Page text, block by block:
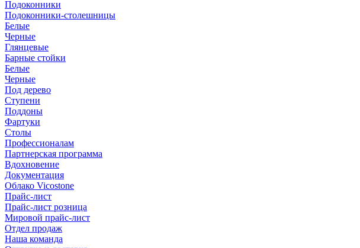
Подоконники
Подоконники-столешницы
Белые
Черные
Глянцевые
Барные стойки
Белые
Черные
Под дерево
Ступени
Поддоны
Фартуки
Столы
Профессионалам
Партнерская программа
Вдохновение
Документация
Облако Vicostone
Прайс-лист
Прайс-лист розница
Мировой прайс-лист
Отдел продаж
Наша команда